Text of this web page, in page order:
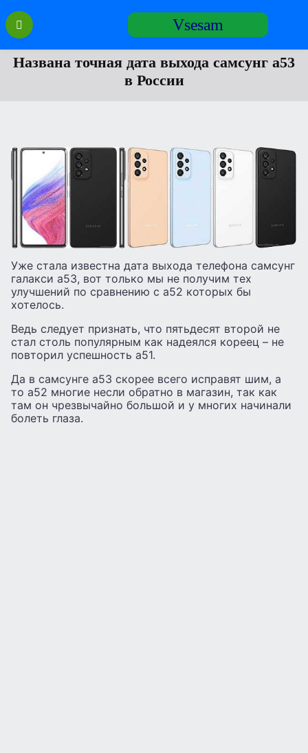
Перейти
содержанию
Vsesam
Названа точная дата выхода самсунг а53
в России
Уже стала известна дата выхода телефона самсунг
галакси а53, вот только мы не получим тех
улучшений по сравнению с а52 которых бы
хотелось.
Ведь следует признать, что пятьдесят второй не
стал столь популярным как надеялся кореец – не
повторил успешность а51.
Да в самсунге а53 скорее всего исправят шим, а
то а52 многие несли обратно в магазин, так как
там он чрезвычайно большой и у многих начинали
болеть глаза.